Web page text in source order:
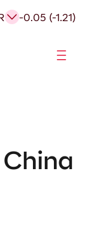
-0.05 (-1.21)